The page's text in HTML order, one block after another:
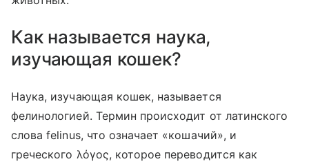
Как называется наука,
изучающая кошек?
Наука, изучающая кошек, называется
фелинологией. Термин происходит от латинского
слова felinus, что означает «кошачий», и
греческого λόγος, которое переводится как